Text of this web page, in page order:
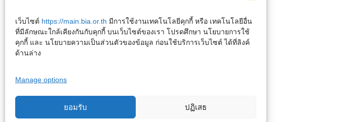
เว็บไซต์ https://main.bia.or.th มีการใช้งานเทคโนโลยีคุกกี้ หรือ เทคโนโลยีอื่น
ที่มีลักษณะใกล้เคียงกันกับคุกกี้ บนเว็บไซต์ของเรา โปรดศึกษา นโยบายการใช้
คุกกี้ และ นโยบายความเป็นส่วนตัวของข้อมูล ก่อนใช้บริการเว็บไซต์ ได้ที่ลิงค์
ด้านล่าง
Manage options
ยอมรับ ปฏิเสธ